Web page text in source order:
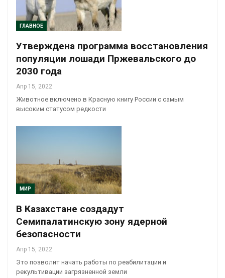
ГЛАВНОЕ
Утверждена программа восстановления
популяции лошади Пржевальского до
2030 года
Апр 15, 2022
Животное включено в Красную книгу России с самым
высоким статусом редкости
МИР
В Казахстане создадут
Семипалатинскую зону ядерной
безопасности
Апр 15, 2022
Это позволит начать работы по реабилитации и
рекультивации загрязненной земли